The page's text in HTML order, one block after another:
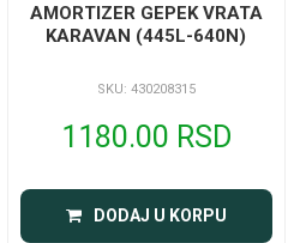
AMORTIZER GEPEK VRATA
KARAVAN (445L-640N)
SKU: 430208315
1180.00 RSD
DODAJ U KORPU